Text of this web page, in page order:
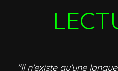
"Il n'existe qu'une